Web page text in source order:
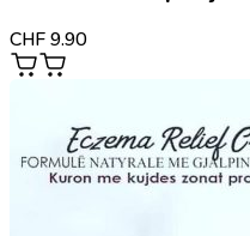
CHF 9.90